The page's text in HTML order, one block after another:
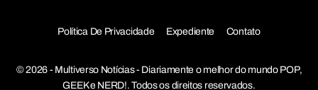
Política De Privacidade Expediente Contato
© 2026 - Multiverso Notícias - Diariamente o melhor do mundo POP,
GEEK e NERD!. Todos os direitos reservados.